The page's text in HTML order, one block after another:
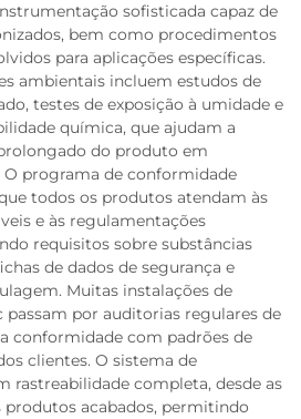
sofisticada capaz de
bem como procedimentos
para aplicações específicas.
ambientais incluem estudos de
testes de exposição à umidade e
química, que ajudam a
do produto em
O programa de conformidade
todos os produtos atendam às
e às regulamentações
requisitos sobre substâncias
de dados de segurança e
Muitas instalações de
passam por auditorias regulares de
conformidade com padrões de
clientes. O sistema de
rastreabilidade completa, desde as
acabados, permitindo